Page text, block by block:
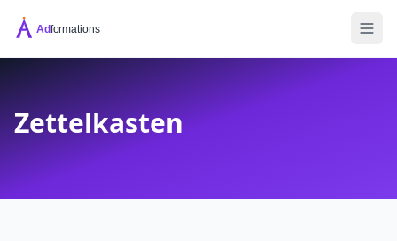
Zettelkasten